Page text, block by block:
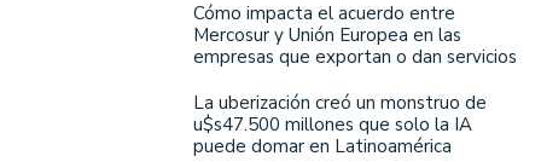
Cómo impacta el acuerdo entre
Mercosur y Unión Europea en las
empresas que exportan o dan servicios
La uberización creó un monstruo de
u$s47.500 millones que solo la IA
puede domar en Latinoamérica